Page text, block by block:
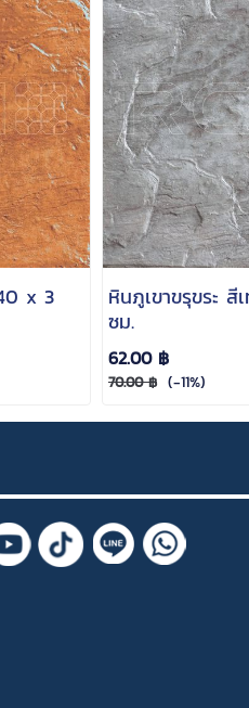
x 3
หินภูเขาขรุขระ
ซม.
62.00 ฿
70.00 ฿ (-11%)